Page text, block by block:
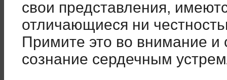
свои представления,
отличающиеся ни
Примите это во внимание и
сознание сердечным